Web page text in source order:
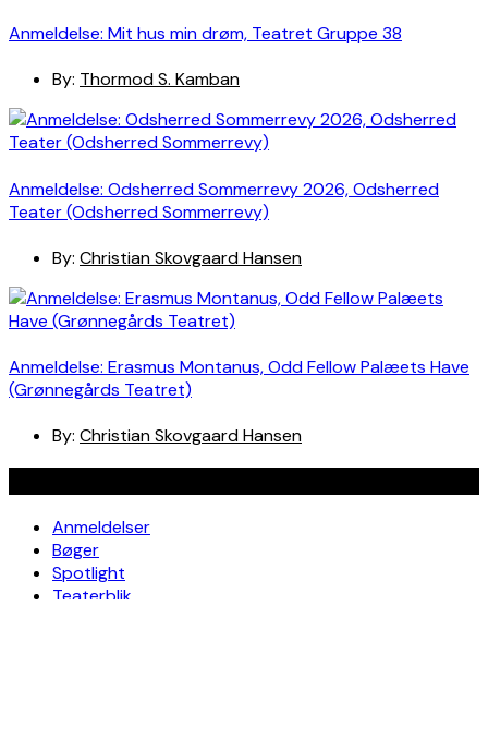
Anmeldelse: Mit hus min drøm, Teatret Gruppe 38
By: Thormod S. Kamban
Anmeldelse: Odsherred Sommerrevy 2026, Odsherred
Teater (Odsherred Sommerrevy)
By: Christian Skovgaard Hansen
Anmeldelse: Erasmus Montanus, Odd Fellow Palæets Have
(Grønnegårds Teatret)
By: Christian Skovgaard Hansen
Anmeldelser
Bøger
Spotlight
Teaterblik